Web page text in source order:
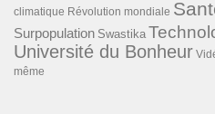
climatique Révolution mondiale
Surpopulation Swastika
Université du Bonheur
même